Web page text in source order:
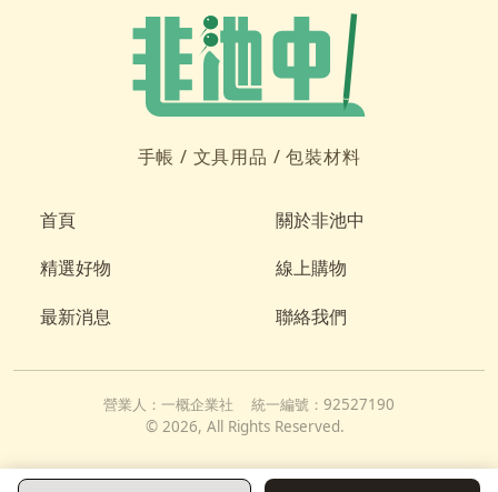
手帳 / 文具用品 /包裝材料
首頁
關於非池中
精選好物
線上購物
最新消息
聯絡我們
營業人： 一概企業社 統一編號： 92527190
© 2026, All Rights Reserved.